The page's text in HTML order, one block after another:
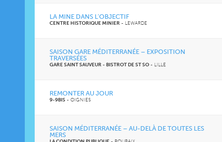
LA MINE DANS L’OBJECTIF
CENTRE HISTORIQUE MINIER - LEWARDE
SAISON GARE MÉDITERRANÉE – EXPOSITION
TRAVERSÉES
GARE SAINT SAUVEUR - BISTROT DE ST SO - LILLE
REMONTER AU JOUR
9-9BIS - OIGNIES
SAISON MÉDITERRANÉE – AU-DELÀ DE TOUTES LES
MERS